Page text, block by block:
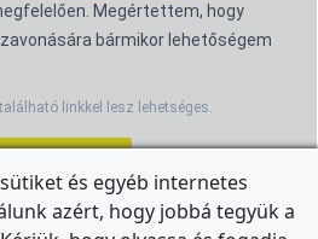
Megértettem, hogy
bármikor lehetőségem
linkkel lesz lehetséges.
clickHERE.
és egyéb internetes
azért, hogy jobbá tegyük a